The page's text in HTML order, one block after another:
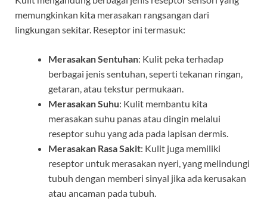
memungkinkan kita merasakan rangsangan dari
lingkungan sekitar. Reseptor ini termasuk:
Merasakan Sentuhan: Kulit peka terhadap
berbagai jenis sentuhan, seperti tekanan ringan,
getaran, atau tekstur permukaan.
Merasakan Suhu: Kulit membantu kita
merasakan suhu panas atau dingin melalui
reseptor suhu yang ada pada lapisan dermis.
Merasakan Rasa Sakit: Kulit juga memiliki
reseptor untuk merasakan nyeri, yang melindungi
tubuh dengan memberi sinyal jika ada kerusakan
atau ancaman pada tubuh.